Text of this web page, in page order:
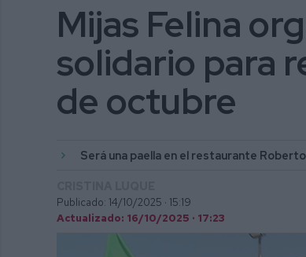
Mijas Felina
solidario para
de octubre
Será una paella en el restaurante
Publicado: 14/10/2025 · 15:19
Actualizado: 16/10/2025 · 17:23